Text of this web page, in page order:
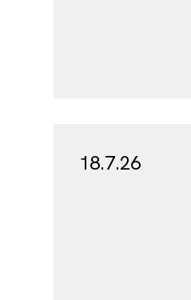
18.7.26